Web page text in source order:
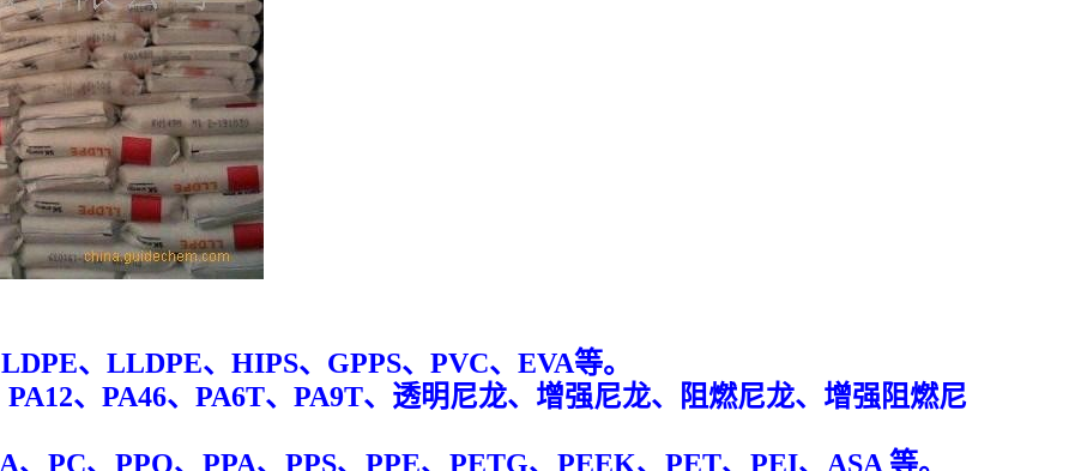
、LLDPE、HIPS、GPPS、PVC、EVA等。
、PA46、PA6T、PA9T、透明尼龙、增强尼龙、阻燃尼龙、增强阻燃尼
PC、PPO、PPA、PPS、PPE、PETG、PEEK、PET、PEI、ASA 等。